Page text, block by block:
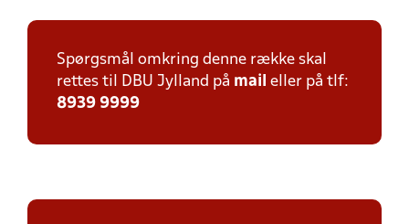
Spørgsmål omkring denne række skal
rettes til DBU Jylland på mail eller på tlf:
8939 9999